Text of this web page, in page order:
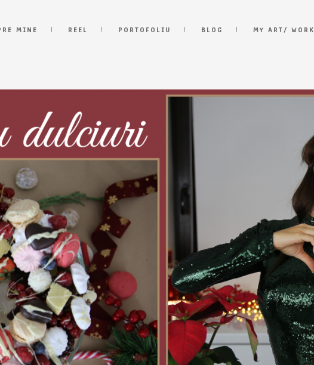
MINE REEL PORTOFOLIU BLOG MY ART/ WORK